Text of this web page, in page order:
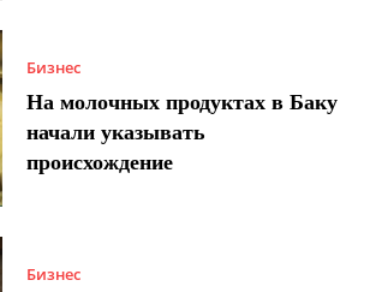
Бизнес
На молочных продуктах в Баку
начали указывать
происхождение
Бизнес